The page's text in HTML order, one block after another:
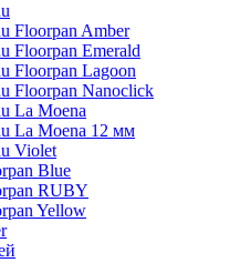
Floorpan Amber
Floorpan Emerald
Floorpan Lagoon
Floorpan Nanoclick
La Moena
La Moena 12 мм
Violet
Blue
RUBY
Yellow